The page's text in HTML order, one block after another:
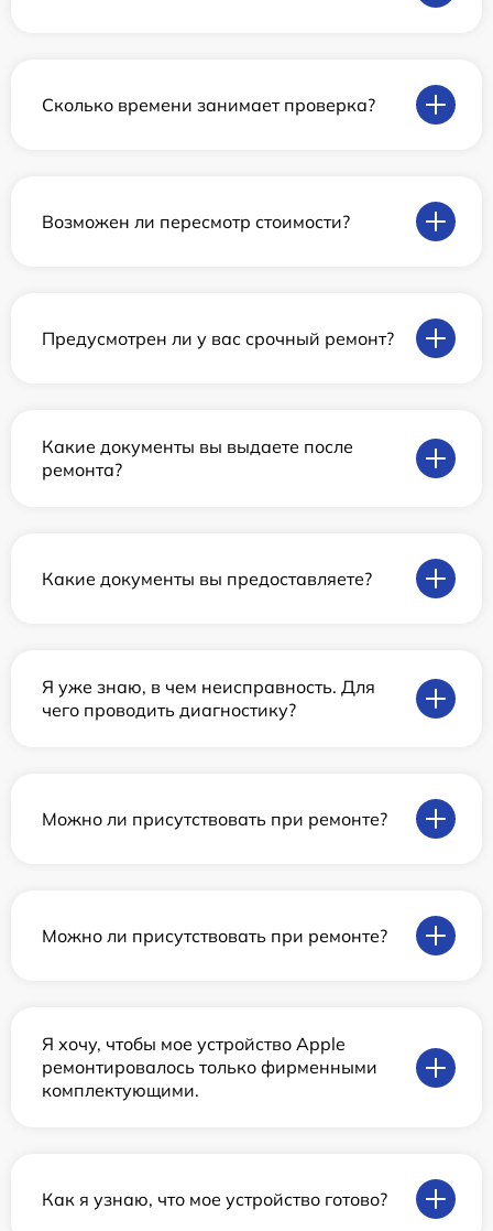
Сколько времени занимает проверка?
Возможен ли пересмотр стоимости?
Предусмотрен ли у вас срочный ремонт?
Какие документы вы выдаете после
ремонта?
Какие документы вы предоставляете?
Я уже знаю, в чем неисправность. Для
чего проводить диагностику?
Можно ли присутствовать при ремонте?
Можно ли присутствовать при ремонте?
Я хочу, чтобы мое устройство Apple
ремонтировалось только фирменными
комплектующими.
Как я узнаю, что мое устройство готово?